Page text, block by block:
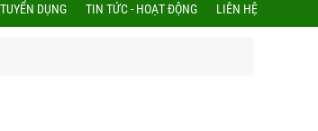
TUYỂN DỤNG TIN TỨC - HOẠT ĐỘNG LIÊN HỆ